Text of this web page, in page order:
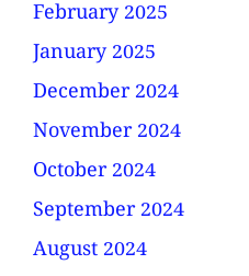
February 2025
January 2025
December 2024
November 2024
October 2024
September 2024
August 2024